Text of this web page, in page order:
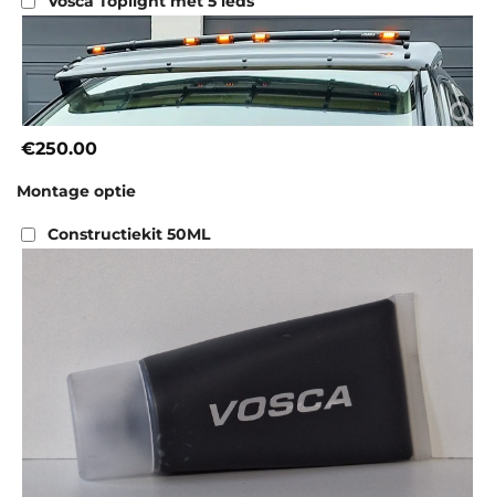
€250.00
Montage optie
Constructiekit 50ML